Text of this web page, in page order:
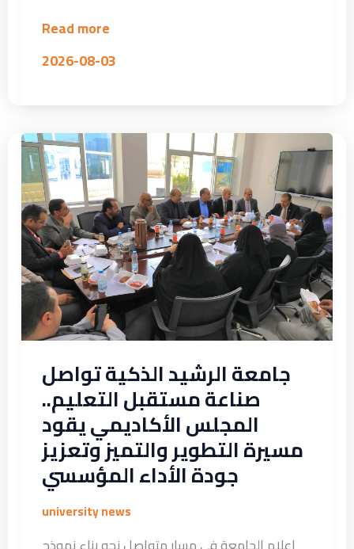
Read more
2026-08-03
جامعة الرشيد الذكية تواصل
صناعة مستقبل التعليم..
المجلس الأكاديمي يقود
مسيرة التطوير والتميز وتعزيز
جودة الأداء المؤسسي
university news
جامعة
الرشيد
الذكية
تواصل
صناعة
مستقبل
التعليم..
المجلس
الأكاديمي
يقود
مسيرة
التطوير
والتميز
وتعزيز
جودة
الأداء
المؤسسي